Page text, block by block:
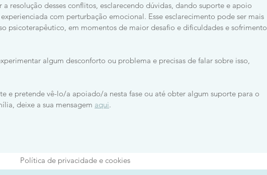
resolução desses conflitos, esclarecendo dúvidas, dando suporte e apoio
com perturbação emocional. Esse esclarecimento pode ser mais
psicoterapêutico, em momentos de maior desafio e dificuldades e sofrimento
algum desconforto ou problema e precisas de falar sobre isso,
e pretende vê-lo/a apoiado/a nesta fase ou até obter algum suporte para o
deixe a sua mensagem aqui.
Política de privacidade e cookies